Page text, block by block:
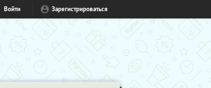
Войти Зарегистрироваться